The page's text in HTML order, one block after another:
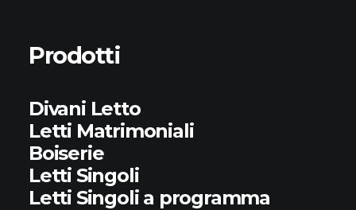
Prodotti
Divani Letto
Letti Matrimoniali
Boiserie
Letti Singoli
Letti Singoli a programma